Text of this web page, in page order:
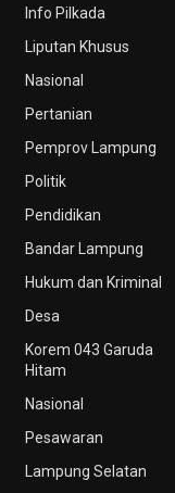
Info Pilkada
Liputan Khusus
Nasional
Pertanian
Pemprov Lampung
Politik
Pendidikan
Bandar Lampung
Hukum dan Kriminal
Desa
Korem 043 Garuda
Hitam
Nasional
Pesawaran
Lampung Selatan